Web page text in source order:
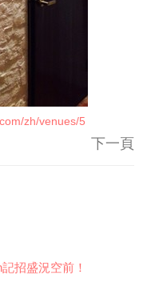
zh/venues/5
下一頁
賴孝哲 展覽
多謝大家支持！
招盛況空前！